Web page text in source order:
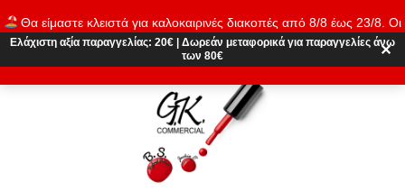
Θα είμαστε κλειστά για καλοκαιρινές διακοπές από 8/8 έως 23/8. Οι
παραγγελίες θα εκτελούνται ξανά από 24/8. Καλό καλοκαίρι!
Απόρριψη
to
content
Ελάχιστη αξία παραγγελίας: 20€ Δωρεάν μεταφορικά για παραγγελίες άνω
των 80€
✕